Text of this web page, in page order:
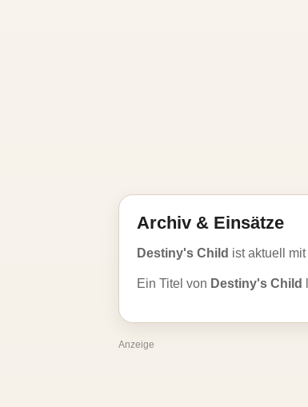
Archiv & Einsätze
Destiny's Child ist aktuell mit
Ein Titel von Destiny's Child
Anzeige